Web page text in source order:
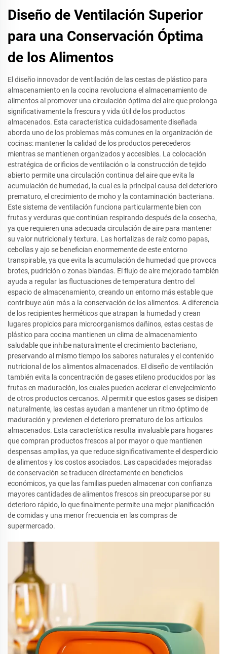
Diseño de Ventilación Superior
para una Conservación Óptima
de los Alimentos
El diseño innovador de ventilación de las cestas de plástico para
almacenamiento en la cocina revoluciona el almacenamiento de
alimentos al promover una circulación óptima del aire que prolonga
significativamente la frescura y vida útil de los productos
almacenados. Esta característica cuidadosamente diseñada
aborda uno de los problemas más comunes en la organización de
cocinas: mantener la calidad de los productos perecederos
mientras se mantienen organizados y accesibles. La colocación
estratégica de orificios de ventilación o la construcción de tejido
abierto permite una circulación continua del aire que evita la
acumulación de humedad, la cual es la principal causa del deterioro
prematuro, el crecimiento de moho y la contaminación bacteriana.
Este sistema de ventilación funciona particularmente bien con
frutas y verduras que continúan respirando después de la cosecha,
ya que requieren una adecuada circulación de aire para mantener
su valor nutricional y textura. Las hortalizas de raíz como papas,
cebollas y ajo se benefician enormemente de este entorno
transpirable, ya que evita la acumulación de humedad que provoca
brotes, pudrición o zonas blandas. El flujo de aire mejorado también
ayuda a regular las fluctuaciones de temperatura dentro del
espacio de almacenamiento, creando un entorno más estable que
contribuye aún más a la conservación de los alimentos. A diferencia
de los recipientes herméticos que atrapan la humedad y crean
lugares propicios para microorganismos dañinos, estas cestas de
plástico para cocina mantienen un clima de almacenamiento
saludable que inhibe naturalmente el crecimiento bacteriano,
preservando al mismo tiempo los sabores naturales y el contenido
nutricional de los alimentos almacenados. El diseño de ventilación
también evita la concentración de gases etileno producidos por las
frutas en maduración, los cuales pueden acelerar el envejecimiento
de otros productos cercanos. Al permitir que estos gases se disipen
naturalmente, las cestas ayudan a mantener un ritmo óptimo de
maduración y previenen el deterioro prematuro de los artículos
almacenados. Esta característica resulta invaluable para hogares
que compran productos frescos al por mayor o que mantienen
despensas amplias, ya que reduce significativamente el desperdicio
de alimentos y los costos asociados. Las capacidades mejoradas
de conservación se traducen directamente en beneficios
económicos, ya que las familias pueden almacenar con confianza
mayores cantidades de alimentos frescos sin preocuparse por su
deterioro rápido, lo que finalmente permite una mejor planificación
de comidas y una menor frecuencia en las compras de
supermercado.